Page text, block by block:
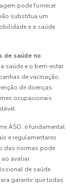
pode fornecer
substitua um
e a saúde
de saúde no
saúde e o bem-estar
de vacinação,
de doenças.
ocupacionais
ASO, é fundamental
e regulamentares
das normas pode
ao avaliar
de saúde
garantir que todas